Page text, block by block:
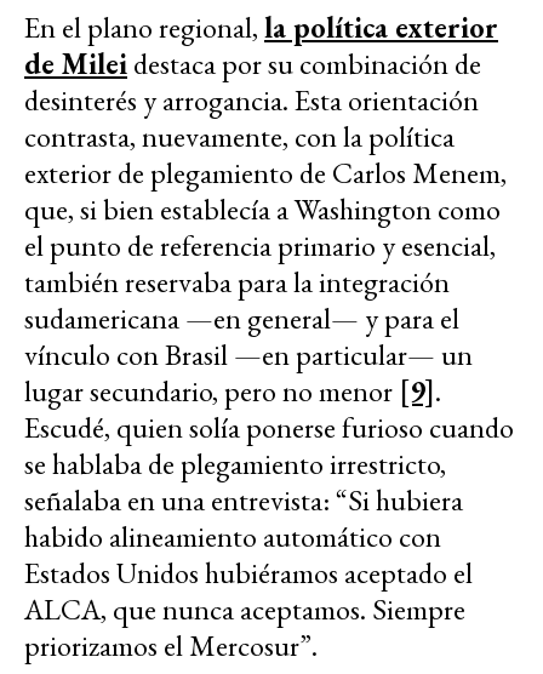
En el plano regional,la política exterior
de Mileidestaca por su combinación de
desinterés y arrogancia. Esta orientación
contrasta, nuevamente, con la política
exterior de plegamiento de Carlos Menem,
que, si bien establecía a Washington como
el punto de referencia primario y esencial,
también reservaba para la integración
sudamericana —en general— y para el
vínculo con Brasil —en particular— un
lugar secundario, pero no menor [9].
Escudé, quien solía ponerse furioso cuando
se hablaba de plegamiento irrestricto,
señalaba en una entrevista: “Si hubiera
habido alineamiento automático con
Estados Unidos hubiéramos aceptado el
ALCA, que nunca aceptamos. Siempre
priorizamos el Mercosur”.